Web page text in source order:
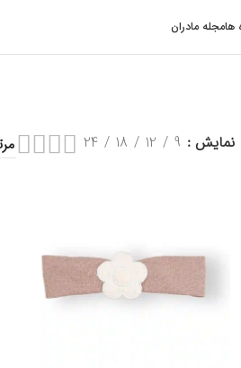
هامجله مادران
نمایش 9
12
18
24